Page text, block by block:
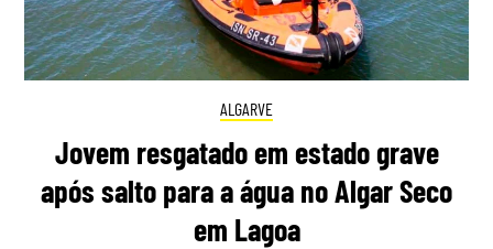
ALGARVE
Jovem resgatado em estado grave
após salto para a água no Algar Seco
em Lagoa